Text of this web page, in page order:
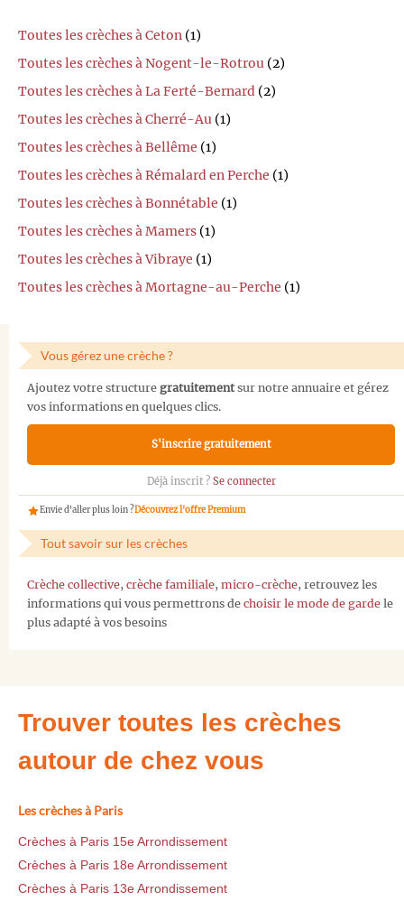
Toutes les crèches à Ceton (1)
Toutes les crèches à Nogent-le-Rotrou (2)
Toutes les crèches à La Ferté-Bernard (2)
Toutes les crèches à Cherré-Au (1)
Toutes les crèches à Bellême (1)
Toutes les crèches à Rémalard en Perche (1)
Toutes les crèches à Bonnétable (1)
Toutes les crèches à Mamers (1)
Toutes les crèches à Vibraye (1)
Toutes les crèches à Mortagne-au-Perche (1)
Vous gérez une crèche ?
Ajoutez votre structure gratuitementsur notre annuaire et gérez
vos informations en quelques clics.
S'inscrire gratuitement
Déjà inscrit ? Se connecter
Envie d'aller plus loin ?Découvrez l'offre Premium
Tout savoir sur les crèches
Crèche collective, crèche familiale, micro-crèche, retrouvez les
informations qui vous permettrons de choisir le mode de garde le
plus adapté à vos besoins
Trouver toutes les crèches
autour de chez vous
Les crèches à Paris
Crèches à Paris 15e Arrondissement
Crèches à Paris 18e Arrondissement
Crèches à Paris 13e Arrondissement